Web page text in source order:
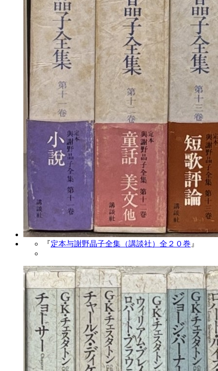
『定本与謝野晶子全集（講談社）全２０巻 』